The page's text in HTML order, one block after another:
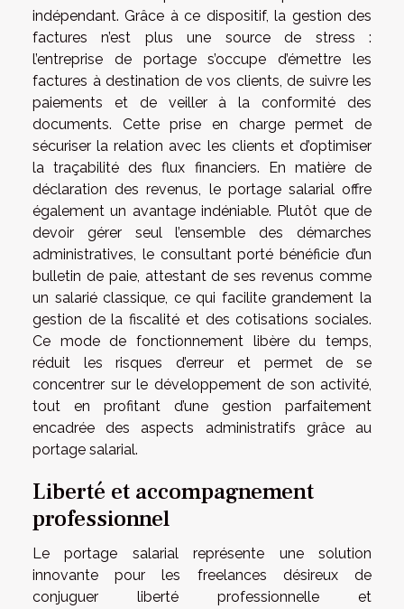
indépendant. Grâce à ce dispositif, la gestion des
factures n’est plus une source de stress :
l’entreprise de portage s’occupe d’émettre les
factures à destination de vos clients, de suivre les
paiements et de veiller à la conformité des
documents. Cette prise en charge permet de
sécuriser la relation avec les clients et d’optimiser
la traçabilité des flux financiers. En matière de
déclaration des revenus, le portage salarial offre
également un avantage indéniable. Plutôt que de
devoir gérer seul l’ensemble des démarches
administratives, le consultant porté bénéficie d’un
bulletin de paie, attestant de ses revenus comme
un salarié classique, ce qui facilite grandement la
gestion de la fiscalité et des cotisations sociales.
Ce mode de fonctionnement libère du temps,
réduit les risques d’erreur et permet de se
concentrer sur le développement de son activité,
tout en profitant d’une gestion parfaitement
encadrée des aspects administratifs grâce au
portage salarial.
Liberté et accompagnement
professionnel
Le portage salarial représente une solution
innovante pour les freelances désireux de
conjuguer liberté professionnelle et